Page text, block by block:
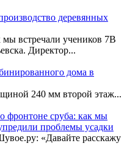
деревянных
встречали учеников 7В
Директор...
дома в
240 мм второй этаж...
фронтоне сруба: как мы
проблемы усадки
«Давайте расскажу